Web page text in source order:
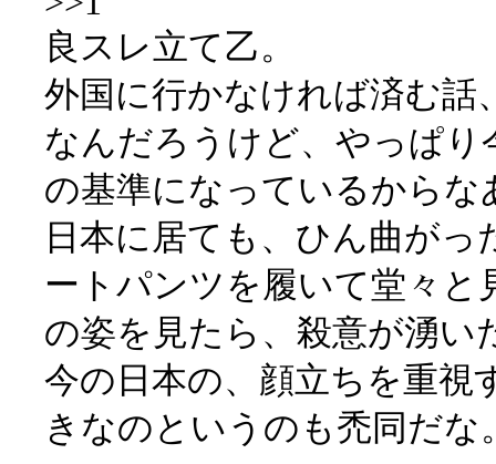
良スレ立て乙。
外国に行かなければ済む話
なんだろうけど、やっぱり
の基準になっているからな
日本に居ても、ひん曲が
ートパンツを履いて堂々と
の姿を見たら、殺意が湧い
今の日本の、顔立ちを重視
きなのというのも禿同だな